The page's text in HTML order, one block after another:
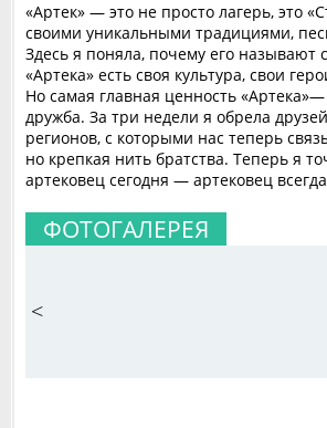
«Артек» — это не просто лагерь, это
своими уникальными традициями,
Здесь я поняла, почему его называют
«Артека» есть своя культура, свои
Но самая главная ценность «Артека»—
дружба. За три недели я обрела
регионов, с которыми нас теперь
но крепкая нить братства. Теперь я
артековец сегодня — артековец
ФОТОГАЛЕРЕЯ
<